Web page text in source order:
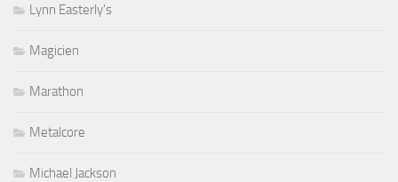
Lynn Easterly's
Magicien
Marathon
Metalcore
Michael Jackson